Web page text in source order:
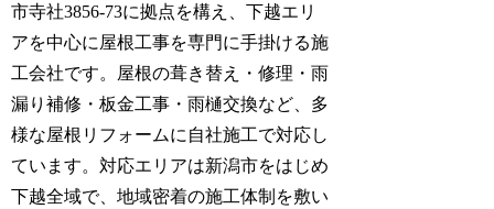
市寺社3856-73に拠点を構え、下越エリ
アを中心に屋根工事を専門に手掛ける施
工会社です。屋根の葺き替え・修理・雨
漏り補修・板金工事・雨樋交換など、多
様な屋根リフォームに自社施工で対応し
ています。対応エリアは新潟市をはじめ
下越全域で、地域密着の施工体制を敷い